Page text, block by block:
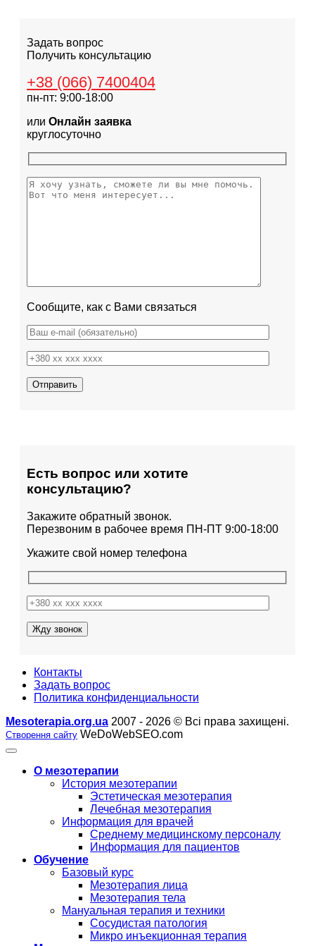
Задать вопрос
Получить консультацию
+38 (066) 7400404
пн-пт: 9:00-18:00
или Онлайн заявка
круглосуточно
Сообщите, как с Вами связаться
Есть вопрос или хотите
консультацию?
Закажите обратный звонок.
Перезвоним в рабочее время ПН-ПТ 9:00-18:00
Укажите свой номер телефона
Контакты
Задать вопрос
Политика конфиденциальности
Mesoterapia.org.ua 2007 - 2026 © Всі права захищені.
Створення сайту WeDoWebSEO.com
О мезотерапии
История мезотерапии
Эстетическая мезотерапия
Лечебная мезотерапия
Информация для врачей
Среднему медицинскому персоналу
Информация для пациентов
Обучение
Базовый курс
Мезотерапия лица
Мезотерапия тела
Мануальная терапия и техники
Сосудистая патология
Микро инъекционная терапия